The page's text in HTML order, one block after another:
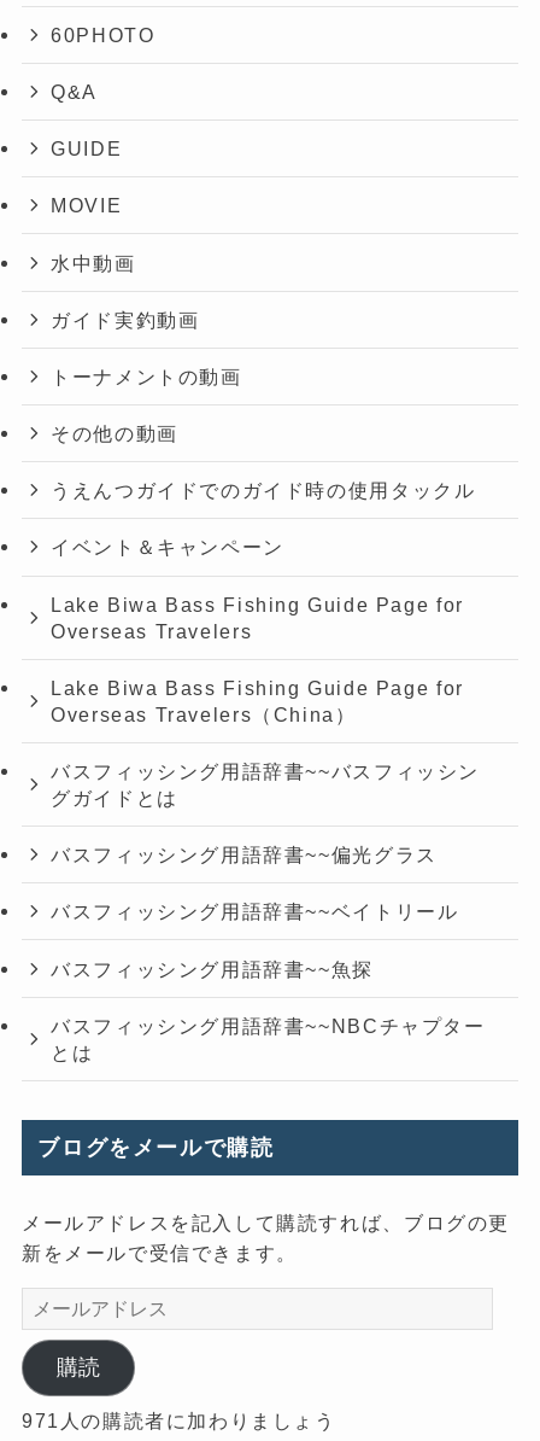
60PHOTO
Q&A
GUIDE
MOVIE
水中動画
ガイド実釣動画
トーナメントの動画
その他の動画
うえんつガイドでのガイド時の使用タックル
イベント＆キャンペーン
Lake Biwa Bass Fishing Guide Page for
Overseas Travelers
Lake Biwa Bass Fishing Guide Page for
Overseas Travelers（China）
バスフィッシング用語辞書~~バスフィッシン
グガイドとは
バスフィッシング用語辞書~~偏光グラス
バスフィッシング用語辞書~~ベイトリール
バスフィッシング用語辞書~~魚探
バスフィッシング用語辞書~~NBCチャプター
とは
ブログをメールで購読
メールアドレスを記入して購読すれば、ブログの更
新をメールで受信できます。
メ
ー
ル
ア
ド
購読
971人の購読者に加わりましょう